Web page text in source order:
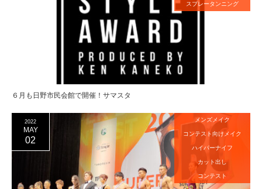
スプレータンニング
６月も日野市民会館で開催！サマスタ
2022
MAY
02
メンズメイク
コンテスト向けメイク
ハイパーナイフ
カット出し
コンテスト